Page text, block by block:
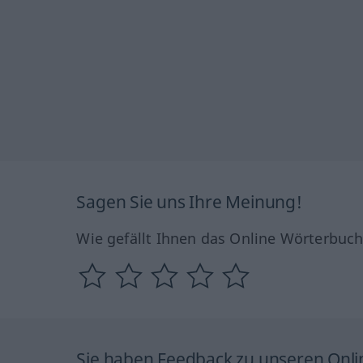
Sagen Sie uns Ihre Meinung!
Wie gefällt Ihnen das Online